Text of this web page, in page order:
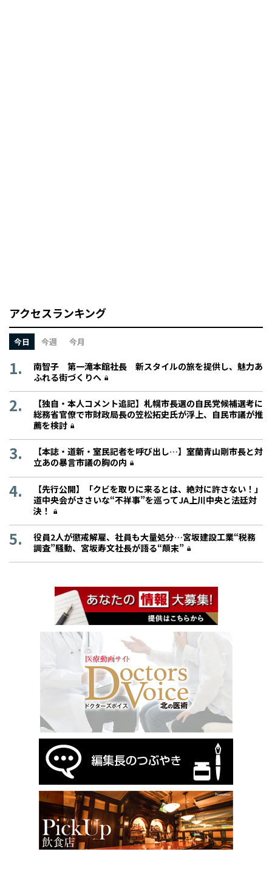
アクセスランキング
今日 今週 今月
南智子 第一滝本館社長 新スタイルの旅を提供し、魅力あ
ふれる街づくりへ
【独自・本人コメント追記】札幌市長選の自民党候補選考に
総務省官僚で市財政局長の笠松拓史氏が浮上、自民市議が推
薦を検討
【本誌・道新・室民記者を呼び出し…】室蘭青山剛市長と対
立あの暴言市議の胸の内
【先行公開】「クビを取りに来るとは、絶対に許さない！」
道中央会がささいな“不祥事”を巡ってJA上川中央と法廷対
決！
役員2人が懲戒解雇、社員も大量処分…宮坂建設工業“税務
調査”騒動、宮坂寿文社長が語る“顛末”